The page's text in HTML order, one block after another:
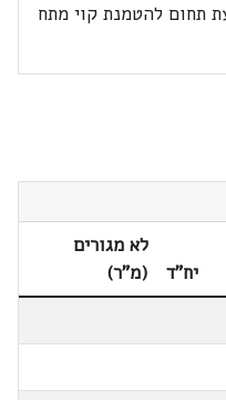
תחום להטמנת קוי מתח
יח"ד
לא מגורים
(מ"ר)